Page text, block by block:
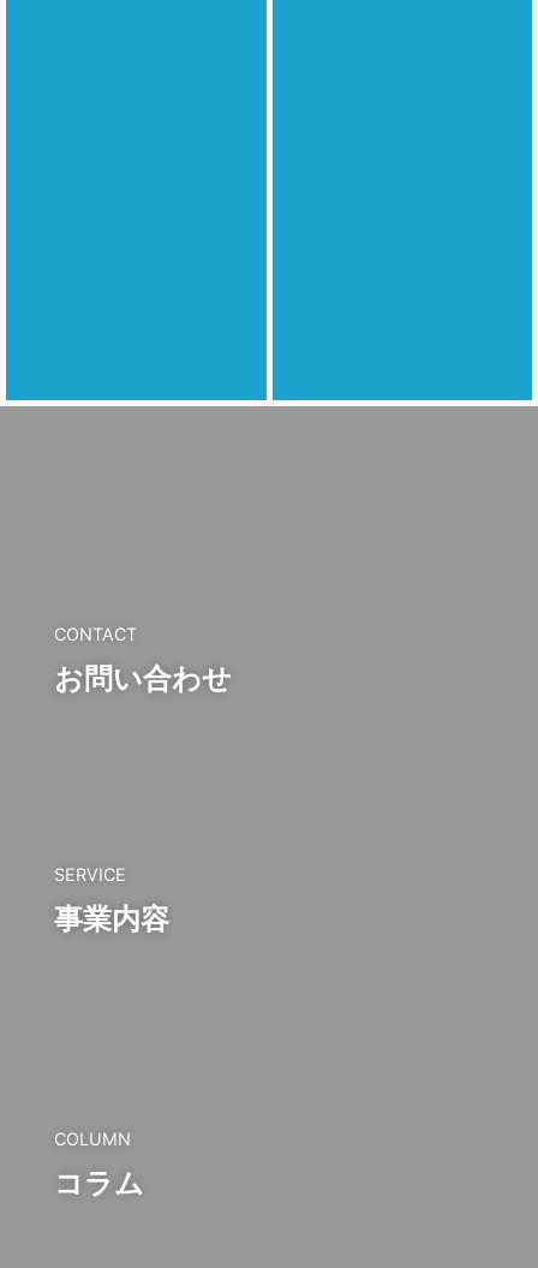
CONTACT
お問い合わせ
SERVICE
事業内容
COLUMN
コラム